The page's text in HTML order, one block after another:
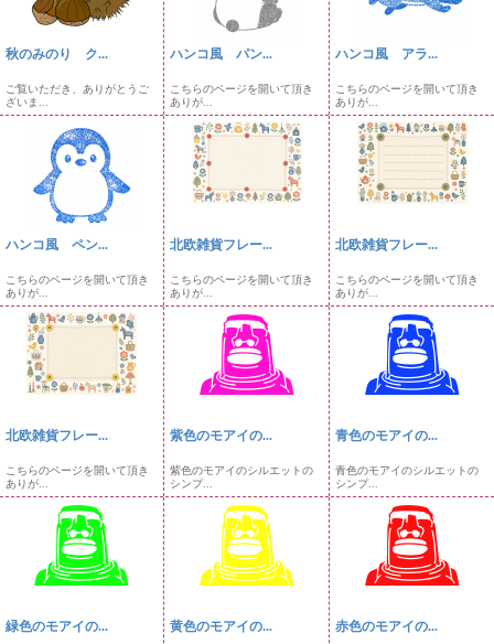
秋のみのり ク...
ご覧いただき、ありがとうご
ざいま...
ハンコ風 パン...
こちらのページを開いて頂き
ありが...
ハンコ風 アラ...
こちらのページを開いて頂き
ありが...
ハンコ風 ペン...
こちらのページを開いて頂き
ありが...
北欧雑貨フレー...
こちらのページを開いて頂き
ありが...
北欧雑貨フレー...
こちらのページを開いて頂き
ありが...
北欧雑貨フレー...
こちらのページを開いて頂き
ありが...
紫色のモアイの...
紫色のモアイのシルエットの
シンプ...
青色のモアイの...
青色のモアイのシルエットの
シンプ...
緑色のモアイの... 黄色のモアイの... 赤色のモアイの...